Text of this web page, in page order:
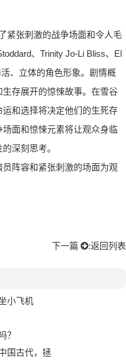
紧张刺激的战争场面和令人毛
、Trinity Jo-Li Bliss、El
、立体的角色形象。剧情概
存展开的惊悚故事。在雪谷
和选择将决定他们的生死存
面和惊悚元素将让观众身临
深刻思考。
阵容和紧张刺激的场面为观
下一篇 :返回列表
小飞机
？
国古代，拯